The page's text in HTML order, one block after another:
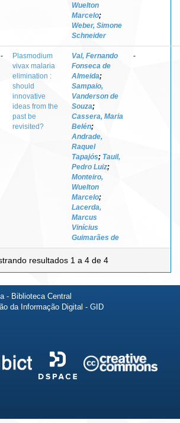
Wuelton
Marcelo;
Weber, Simone
Schneider
-
Plasmodium
vivax malaria
elimination :
should
innovative
ideas from the
past be
revisited?
Val, Fernando
Fonseca de
Almeida;
Sampaio,
Vanderson de
Souza;
Cassera, Maria
Belén;
Andrade,
Raquel
Tapajós; Tauil,
Pedro Luiz;
Monteiro,
Wuelton
Marcelo;
Lacerda,
Marcus
Vinícius
Guimarães de
-
resultados 1 a 4 de 4
- Biblioteca Central
da Informação Digital - GID